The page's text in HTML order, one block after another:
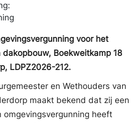
voor het
dakopbouw, Boekweitkamp 18
LDPZ2026-212.
en Wethouders van
maakt bekend dat zij een
omgevingsvergunning heeft